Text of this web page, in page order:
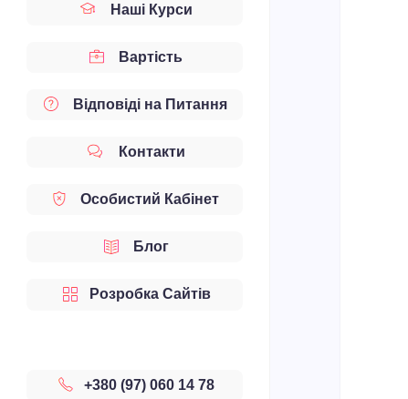
Наші Курси
Вартість
Відповіді на Питання
Контакти
Особистий Кабінет
Блог
Розробка Сайтів
+380 (97) 060 14 78